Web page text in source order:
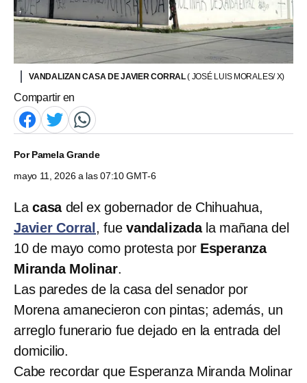
VANDALIZAN CASA DE JAVIER CORRAL( JOSÉ LUIS MORALES/ X)
Compartir en
PorPamela Grande
mayo 11, 2026 a las 07:10 GMT-6
La casadel ex gobernador de Chihuahua,
Javier Corral , fuevandalizadala mañana del
10 de mayo como protesta por Esperanza
Miranda Molinar.
Las paredes de la casa del senador por
Morena amanecieron con pintas; además, un
arreglo funerario fue dejado en la entrada del
domicilio.
Cabe recordar que Esperanza Miranda Molinar